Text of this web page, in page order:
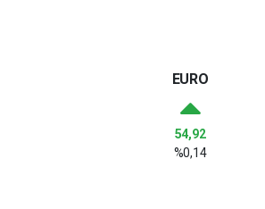
EURO
54,92
%0,14